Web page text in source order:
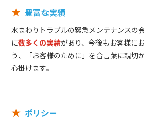
★ 豊富な実績
水まわりトラブルの緊急メンテナンスの
に数多くの実績があり、今後もお客様に
う、「お客様のために」を合言葉に親切
心掛けます。
★ ポリシー